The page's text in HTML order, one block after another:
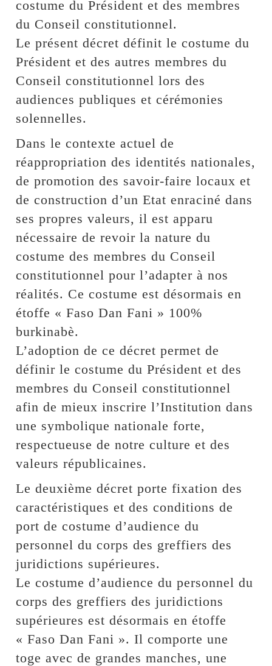
costume du Président et des membres
du Conseil constitutionnel.
Le présent décret définit le costume du
Président et des autres membres du
Conseil constitutionnel lors des
audiences publiques et cérémonies
solennelles.
Dans le contexte actuel de
réappropriation des identités nationales,
de promotion des savoir-faire locaux et
de construction d’un Etat enraciné dans
ses propres valeurs, il est apparu
nécessaire de revoir la nature du
costume des membres du Conseil
constitutionnel pour l’adapter à nos
réalités. Ce costume est désormais en
étoffe « Faso Dan Fani » 100%
burkinabè.
L’adoption de ce décret permet de
définir le costume du Président et des
membres du Conseil constitutionnel
afin de mieux inscrire l’Institution dans
une symbolique nationale forte,
respectueuse de notre culture et des
valeurs républicaines.
Le deuxième décret porte fixation des
caractéristiques et des conditions de
port de costume d’audience du
personnel du corps des greffiers des
juridictions supérieures.
Le costume d’audience du personnel du
corps des greffiers des juridictions
supérieures est désormais en étoffe
« Faso Dan Fani ». Il comporte une
toge avec de grandes manches, une